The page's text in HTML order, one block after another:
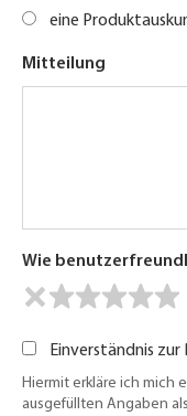
eine
Mitteilung
Wie
Einverständnis
Hiermit erkläre ich mich
ausgefüllten Angaben